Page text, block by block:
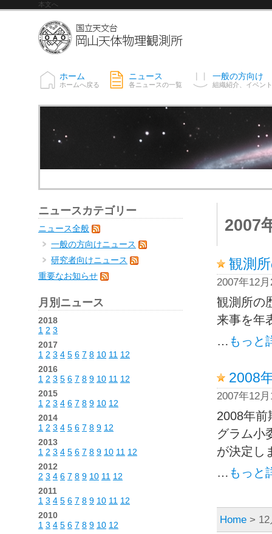
本文へ
ホーム
ホームへ戻る
ニュース
各ニュースの一覧
一般の方向け
組織紹介、イベン
2007
観測
2007年12
観測所の
来事を年
… もっと
2008
2007年12
2008年前
グラム小
が決定し
… もっと
Home >
ニュースカテゴリー
ニュース全般
一般の方向けニュース
研究者向けニュース
重要なお知らせ
月別ニュース
2018
1 2 3
2017
1 2 3 4 5 6 7 8 10 11 12
2016
1 2 3 5 6 7 8 9 10 11 12
2015
1 2 3 4 6 7 8 9 10 12
2014
1 2 3 4 5 6 7 8 9 12
2013
1 2 3 4 5 6 7 8 9 10 11 12
2012
2 3 4 6 7 8 9 10 11 12
2011
1 3 4 5 6 7 8 9 10 11 12
2010
1 3 4 5 6 7 8 9 10 12